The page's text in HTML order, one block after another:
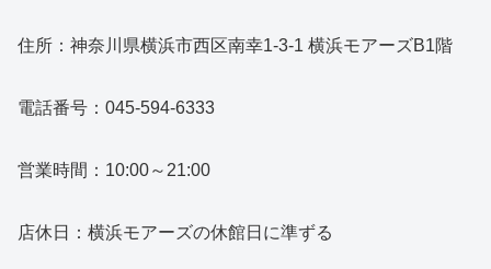
住所：神奈川県横浜市西区南幸1-3-1 横浜モアーズB1階
電話番号：045-594-6333
営業時間：10:00～21:00
店休日：横浜モアーズの休館日に準ずる